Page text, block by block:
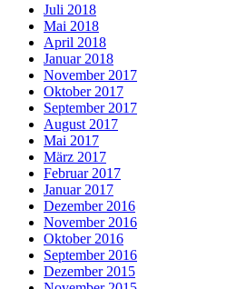
Juli 2018
Mai 2018
April 2018
Januar 2018
November 2017
Oktober 2017
September 2017
August 2017
Mai 2017
März 2017
Februar 2017
Januar 2017
Dezember 2016
November 2016
Oktober 2016
September 2016
Dezember 2015